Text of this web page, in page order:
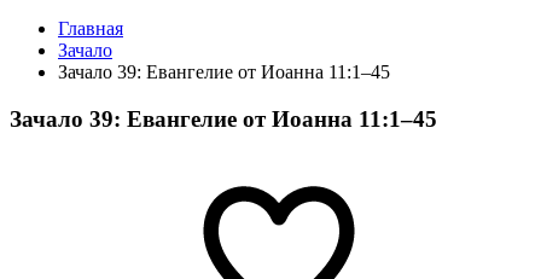
Главная
Зачало
Зачало 39: Евангелие от Иоанна 11:1–45
Зачало 39: Евангелие от Иоанна 11:1–45